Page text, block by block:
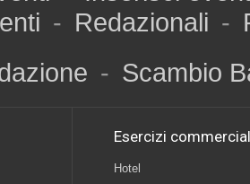
- Redazionali -
- Scambio
Esercizi
Hotel